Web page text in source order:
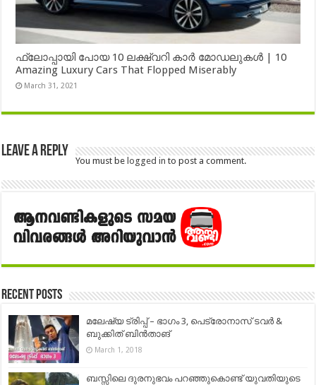
ഫ്ലോപ്പായി പോയ 10 ലക്ഷ്വറി കാർ മോഡലുകൾ | 10
Amazing Luxury Cars That Flopped Miserably
March 31, 2021
Leave a Reply
You must be logged in to post a comment.
Recent Posts
മലേഷ്യ ട്രിപ്പ് – ഭാഗം 3, പെട്രോനാസ് ടവർ &
ബുക്കിത് ബിൻതാങ്
March 1, 2018
ബസ്സിലെ ദുരനുഭവം പറഞ്ഞുകൊണ്ട് യുവതിയുടെ